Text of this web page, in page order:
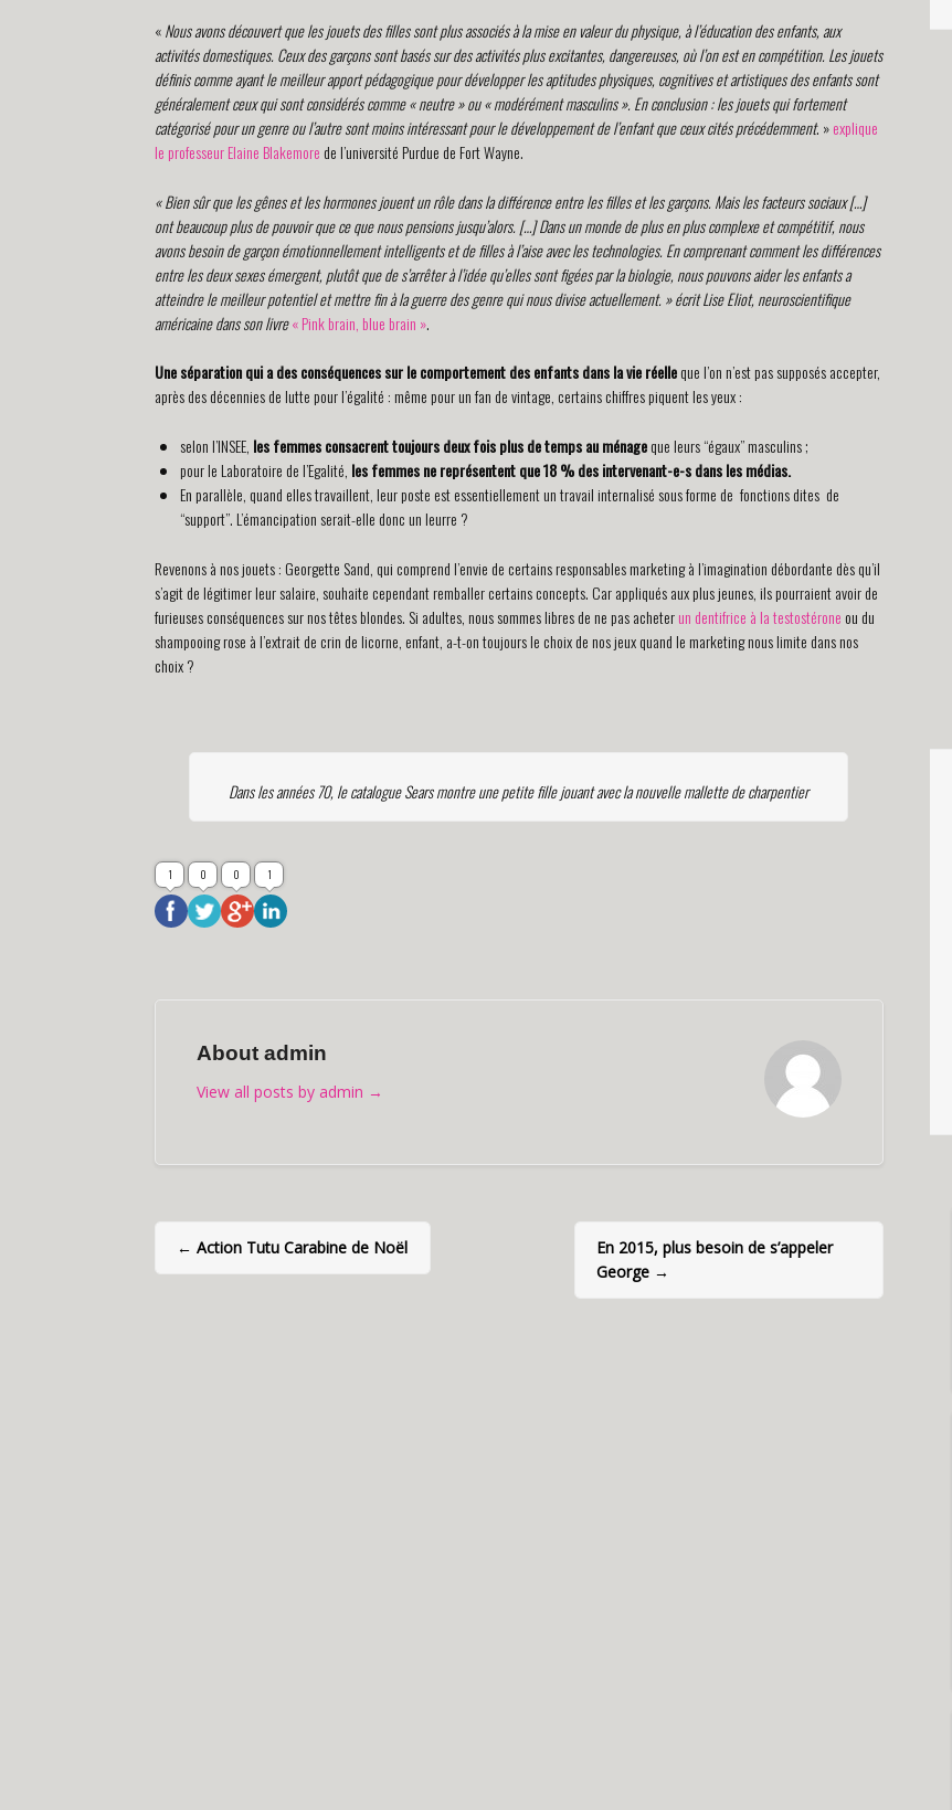
«Nous avons découvert que les jouets des filles sont plus associés à la mise en valeur du physique, à l’éducation des enfants, aux
activités domestiques. Ceux des garçons sont basés sur des activités plus excitantes, dangereuses, où l’on est en compétition. Les jouets
définis comme ayant le meilleur apport pédagogique pour développer les aptitudes physiques, cognitives et artistiques des enfants sont
généralement ceux qui sont considérés comme « neutre » ou « modérément masculins ». En conclusion : les jouets qui fortement
catégorisé pour un genre ou l’autre sont moins intéressant pour le développement de l’enfant que ceux cités précédemment. »explique
le professeur Elaine Blakemore de l’université Purdue de Fort Wayne.
« Bien sûr que les gênes et les hormones jouent un rôle dans la différence entre les filles et les garçons. Mais les facteurs sociaux […]
ont beaucoup plus de pouvoir que ce que nous pensions jusqu’alors. […] Dans un monde de plus en plus complexe et compétitif, nous
avons besoin de garçon émotionnellement intelligents et de filles à l’aise avec les technologies. En comprenant comment les différences
entre les deux sexes émergent, plutôt que de s’arrêter à l’idée qu’elles sont figées par la biologie, nous pouvons aider les enfants a
atteindre le meilleur potentiel et mettre fin à la guerre des genre qui nous divise actuellement. » écrit Lise Eliot, neuroscientifique
américaine dans son livre« Pink brain, blue brain ».
Une séparation qui a des conséquences sur le comportement des enfants dans la vie réelleque l’on n’est pas supposés accepter,
après des décennies de lutte pour l’égalité : même pour un fan de vintage, certains chiffres piquent les yeux :
selon l’INSEE, les femmes consacrent toujours deux fois plus de temps au ménageque leurs “égaux” masculins ;
pour le Laboratoire de l’Egalité, les femmes ne représentent que 18 % des intervenant-e-s dans les médias.
En parallèle, quand elles travaillent, leur poste est essentiellement un travail internalisé sous forme de fonctions dites de
“support”. L’émancipation serait-elle donc un leurre ?
Revenons à nos jouets : Georgette Sand, qui comprend l’envie de certains responsables marketing à l’imagination débordante dès qu’il
s’agit de légitimer leur salaire, souhaite cependant remballer certains concepts. Car appliqués aux plus jeunes, ils pourraient avoir de
furieuses conséquences sur nos têtes blondes. Si adultes, nous sommes libres de ne pas acheterun dentifrice à la testostérone ou du
shampooing rose à l’extrait de crin de licorne, enfant, a-t-on toujours le choix de nos jeux quand le marketing nous limite dans nos
choix ?
Dans les années 70, le catalogue Sears montre une petite fille jouant avec la nouvelle mallette de charpentier
1 0 0 1
About admin
View all posts by admin →
← Action Tutu Carabine de Noël
En 2015, plus besoin de s’appeler
George →